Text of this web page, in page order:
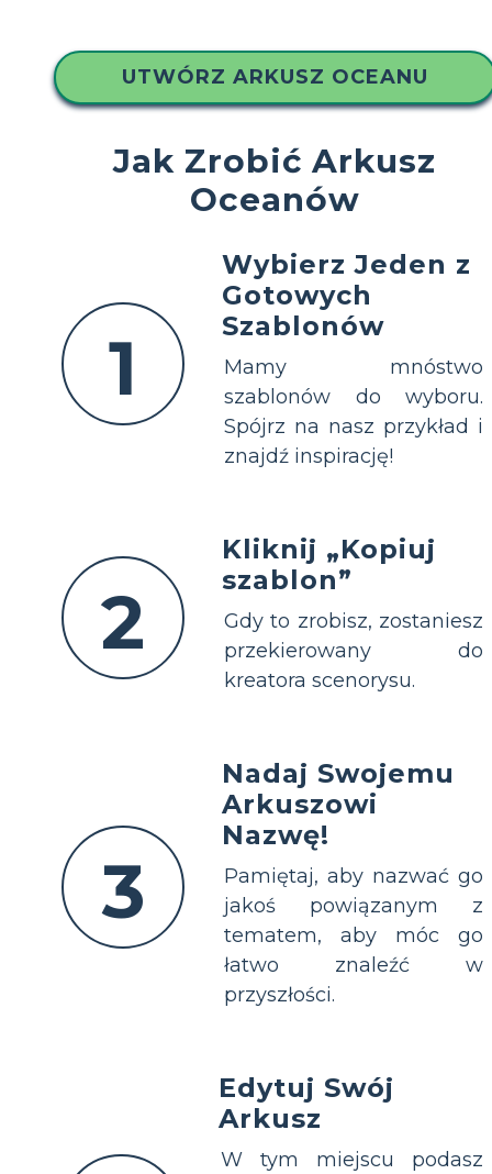
UTWÓRZ ARKUSZ OCEANU
Jak Zrobić Arkusz
Oceanów
1
Wybierz Jeden z
Gotowych
Szablonów
Mamy mnóstwo
szablonów do wyboru.
Spójrz na nasz przykład i
znajdź inspirację!
2
Kliknij „Kopiuj
szablon”
Gdy to zrobisz, zostaniesz
przekierowany do
kreatora scenorysu.
3
Nadaj Swojemu
Arkuszowi
Nazwę!
Pamiętaj, aby nazwać go
jakoś powiązanym z
tematem, aby móc go
łatwo znaleźć w
przyszłości.
Edytuj Swój
Arkusz
W tym miejscu podasz